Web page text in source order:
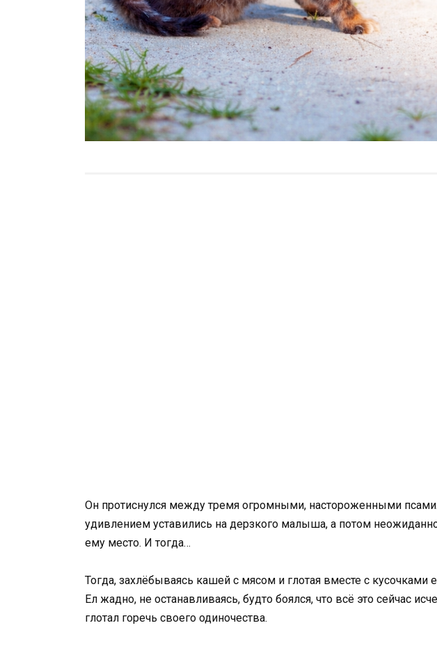
Он протиснулся между тремя огромными, настороженными
удивлением уставились на дерзкого малыша, а потом
ему место. И тогда…
Тогда, захлёбываясь кашей с мясом и глотая вместе с кусочками
Ел жадно, не останавливаясь, будто боялся, что всё это сейчас
глотал горечь своего одиночества.